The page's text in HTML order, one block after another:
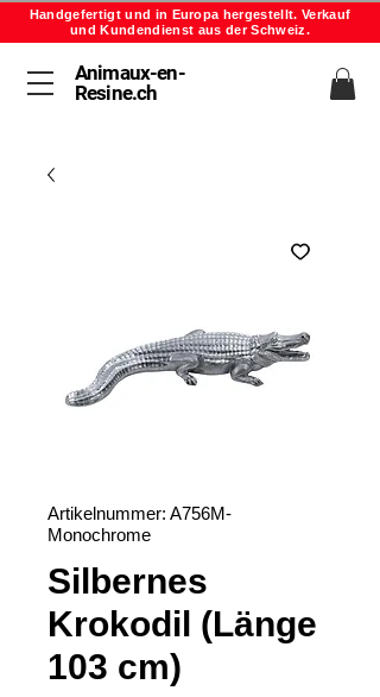
Animaux-en-
Resine.ch
Handgefertigt und in Europa hergestellt. Verkauf
und Kundendienst aus der Schweiz.
Artikelnummer: A756M-
Monochrome
Silbernes
Krokodil (Länge
103 cm)